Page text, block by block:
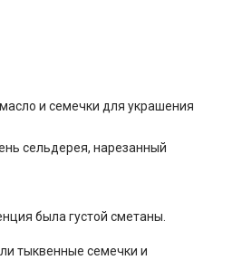
и семечки для украшения
сельдерея, нарезанный
была густой сметаны.
тыквенные семечки и